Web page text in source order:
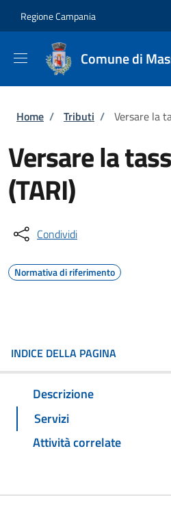
Regione Campania
Comune di
Briciole di pane
Home / Tributi / Versare la
Versare la
(TARI)
Condividi
Normativa di riferimento
INDICE DELLA PAGINA
Descrizione
Servizi
Attività correlate